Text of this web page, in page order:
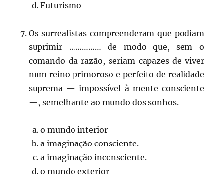
Futurismo
Os surrealistas compreenderam que podiam
suprimir …………… de modo que, sem o
comando da razão, seriam capazes de viver
num reino primoroso e perfeito de realidade
suprema — impossível à mente consciente
—, semelhante ao mundo dos sonhos.
o mundo interior
a imaginação consciente.
a imaginação inconsciente.
o mundo exterior